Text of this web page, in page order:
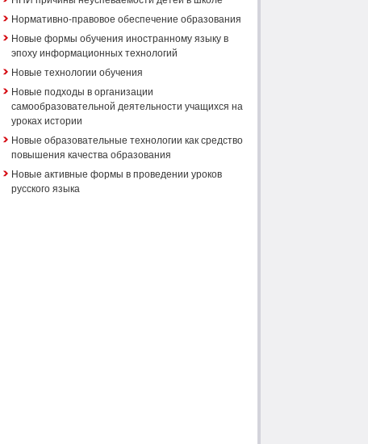
Нормативно-правовое обеспечение образования
Новые формы обучения иностранному языку в
эпоху информационных технологий
Новые технологии обучения
Новые подходы в организации
самообразовательной деятельности учащихся на
уроках истории
Новые образовательные технологии как средство
повышения качества образования
Новые активные формы в проведении уроков
русского языка